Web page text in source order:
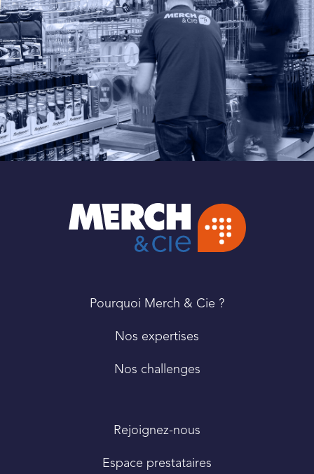
Pourquoi Merch & Cie ?
Nos expertises
Nos challenges
Rejoignez-nous
Espace prestataires